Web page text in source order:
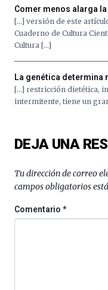
Comer menos alarga la
[…] versión de este
Cuaderno de Cultura
Cultura […]
La genética determina
[…] restricción dietética,
intermitente, tiene un
DEJA UNA
Tu dirección de correo
campos obligatorios
Comentario*